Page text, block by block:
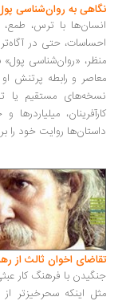
به روان‌شناسی پول |
با ترس، طمع،
حتی در آگاه‌ترین
«روان‌شناسی پول» بیش از
و رابطه پرتنش او با
مستقیم یا
میلیاردرها و
روایت خود را
اخوان ثالث از رهبر
با فرهنگ کار عبثی است...
اینکه سحرخیزتر از ما